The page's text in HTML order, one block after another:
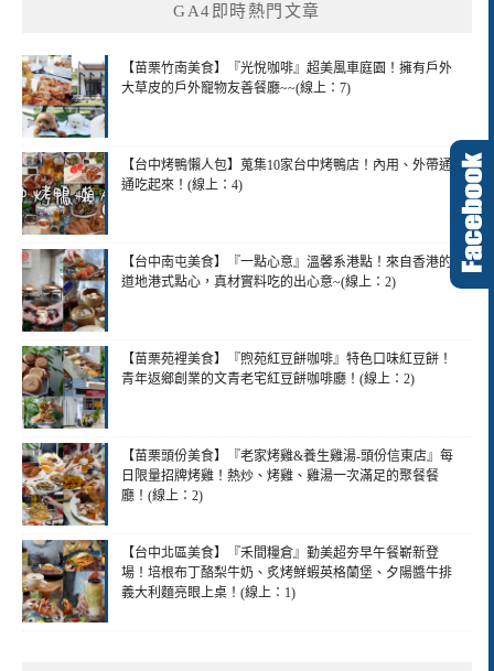
GA4即時熱門文章
【苗栗竹南美食】『光悅咖啡』超美風車庭園！擁有戶外
大草皮的戶外寵物友善餐廳~~(線上：7)
【台中烤鴨懶人包】蒐集10家台中烤鴨店！內用、外帶通
通吃起來！(線上：4)
【台中南屯美食】『一點心意』溫馨系港點！來自香港的
道地港式點心，真材實料吃的出心意~(線上：2)
【苗栗苑裡美食】『煦苑紅豆餅咖啡』特色口味紅豆餅！
青年返鄉創業的文青老宅紅豆餅咖啡廳！(線上：2)
【苗栗頭份美食】『老家烤雞&養生雞湯-頭份信東店』每
日限量招牌烤雞！熱炒、烤雞、雞湯一次滿足的聚餐餐
廳！(線上：2)
【台中北區美食】『禾間糧倉』勤美超夯早午餐嶄新登
場！培根布丁酪梨牛奶、炙烤鮮蝦英格蘭堡、夕陽醬牛排
義大利麵亮眼上桌！(線上：1)